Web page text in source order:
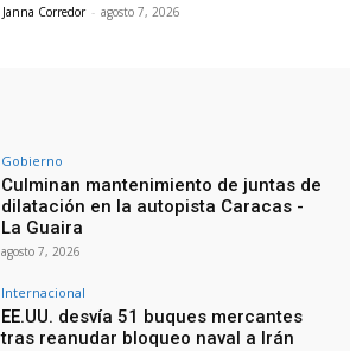
Janna Corredor - agosto 7, 2026
Gobierno
Culminan mantenimiento de juntas de
dilatación en la autopista Caracas -
La Guaira
agosto 7, 2026
Internacional
EE.UU. desvía 51 buques mercantes
tras reanudar bloqueo naval a Irán